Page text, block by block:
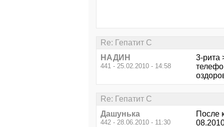
Re: Гепатит С
НАДИН
441 - 25.02.2010 - 14:58
3-рита
Re: Гепатит С
Дашунька
442 - 28.06.2010 - 11:30
После